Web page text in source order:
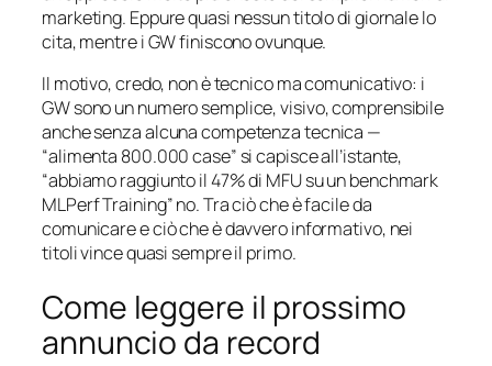
marketing. Eppure quasi nessun titolo di giornale lo
cita, mentre i GW finiscono ovunque.
Il motivo, credo, non è tecnico ma comunicativo: i
GW sono un numero semplice, visivo, comprensibile
anche senza alcuna competenza tecnica —
“alimenta 800.000 case” si capisce all’istante,
“abbiamo raggiunto il 47% di MFU su un benchmark
MLPerf Training” no. Tra ciò che è facile da
comunicare e ciò che è davvero informativo, nei
titoli vince quasi sempre il primo.
Come leggere il prossimo
annuncio da record